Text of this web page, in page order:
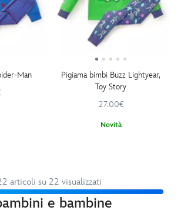
Man
Pigiama bimbi Buzz Lightyear,
Toy Story
27.00€
Novità
articoli su 22 visualizzati
e bambine